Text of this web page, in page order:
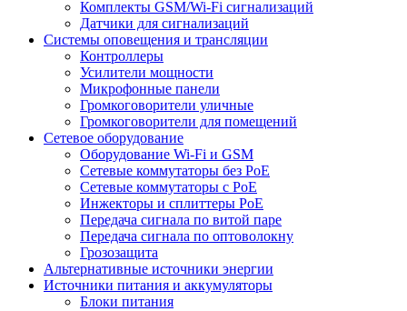
Комплекты GSM/Wi-Fi сигнализаций
Датчики для сигнализаций
Системы оповещения и трансляции
Контроллеры
Усилители мощности
Микрофонные панели
Громкоговорители уличные
Громкоговорители для помещений
Сетевое оборудование
Оборудование Wi-Fi и GSM
Сетевые коммутаторы без PoE
Сетевые коммутаторы с PoE
Инжекторы и сплиттеры PoE
Передача сигнала по витой паре
Передача сигнала по оптоволокну
Грозозащита
Альтернативные источники энергии
Источники питания и аккумуляторы
Блоки питания